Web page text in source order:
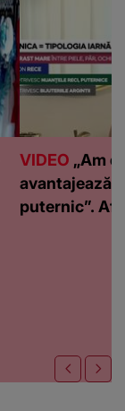
VIDEO „Am
avantajează
puternic”.